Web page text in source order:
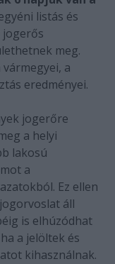
listás és
jogerős
meg.
a
eredményei.
jogerőre
a helyi
lakosú
a
Ez ellen
áll
is elhúzódhat
a jelöltek és
kihasználnak.